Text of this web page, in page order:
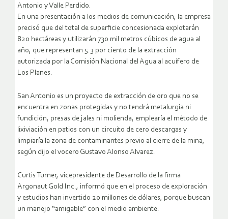
Antonio y Valle Perdido.
En una presentación a los medios de comunicación, la empresa
precisó que del total de superficie concesionada explotarán
820 hectáreas y utilizarán 730 mil metros cúbicos de agua al
año, que representan 5.3 por ciento de la extracción
autorizada por la Comisión Nacional del Agua al acuífero de
Los Planes.
San Antonio es un proyecto de extracción de oro que no se
encuentra en zonas protegidas y no tendrá metalurgia ni
fundición, presas de jales ni molienda, emplearía el método de
lixiviación en patios con un circuito de cero descargas y
limpiaría la zona de contaminantes previo al cierre de la mina,
según dijo el vocero Gustavo Alonso Alvarez.
Curtis Turner, vicepresidente de Desarrollo de la firma
Argonaut Gold Inc., informó que en el proceso de exploración
y estudios han invertido 20 millones de dólares, porque buscan
un manejo “amigable” con el medio ambiente.